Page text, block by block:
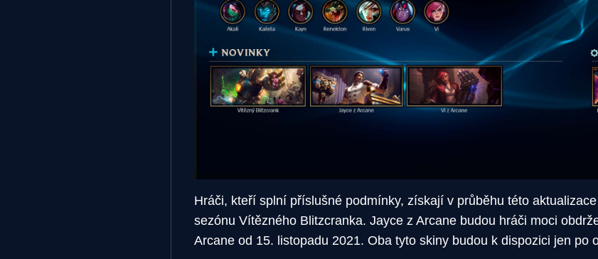
Hráči, kteří splní příslušné podmínky, získají v průběhu této
sezónu Vítězného Blitzcranka. Jayce z Arcane budou hráči moci
Arcane od 15. listopadu 2021. Oba tyto skiny budou k dispozici jen po